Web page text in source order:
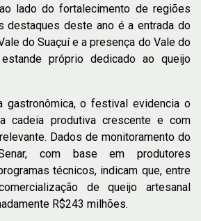
lado do fortalecimento de regiões
destaques deste ano é a entrada do
do Suaçuí e a presença do Vale do
próprio dedicado ao queijo
gastronômica, o festival evidencia o
cadeia produtiva crescente e com
Dados de monitoramento do
com base em produtores
técnicos, indicam que, entre
de queijo artesanal
R$243 milhões.